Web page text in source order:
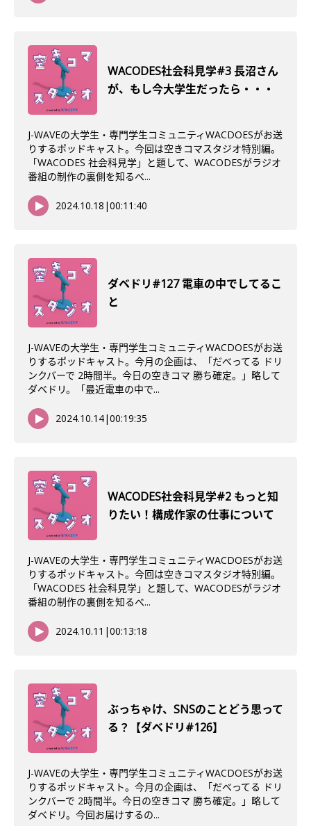
WACODES社会科見学#3 長沼さん
が、もし今大学生だったら・・・
J-WAVEの大学生・専門学生コミュニティWACDOESがお送
りするポッドキャスト。今回は空きコマスタジオ特別編。
「WACODES 社会科見学」と題して、WACODESがラジオ
番組の制作の裏側を知るべ...
2024.10.18 |00:11:40
ダベドリ#127 電車の中でしてるこ
と
J-WAVEの大学生・専門学生コミュニティWACDOESがお送
りするポッドキャスト。今月の企画は、「だべってる ドリ
ンクバーで 2時間半。今日の空きコマ 勝ち確定。」略して
ダベドリ。「最近電車の中で...
2024.10.14|00:19:35
WACODES社会科見学#2 もっと知
りたい！構成作家の仕事について
J-WAVEの大学生・専門学生コミュニティWACDOESがお送
りするポッドキャスト。今回は空きコマスタジオ特別編。
「WACODES 社会科見学」と題して、WACODESがラジオ
番組の制作の裏側を知るべ...
2024.10.11 |00:13:18
ぶっちゃけ、SNSのことどう思って
る？【ダベドリ#126】
J-WAVEの大学生・専門学生コミュニティWACDOESがお送
りするポッドキャスト。今月の企画は、「だべってる ドリ
ンクバーで 2時間半。今日の空きコマ 勝ち確定。」略して
ダベドリ。今回お届けするの...